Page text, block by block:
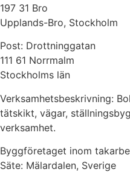
197 31 Bro
Upplands-Bro, Stockholm
Post: Drottninggatan
111 61 Norrmalm
Stockholms län
Verksamhetsbeskrivning:
tätskikt, vägar,
verksamhet.
Byggföretaget inom
Säte: Mälardalen, Sverige